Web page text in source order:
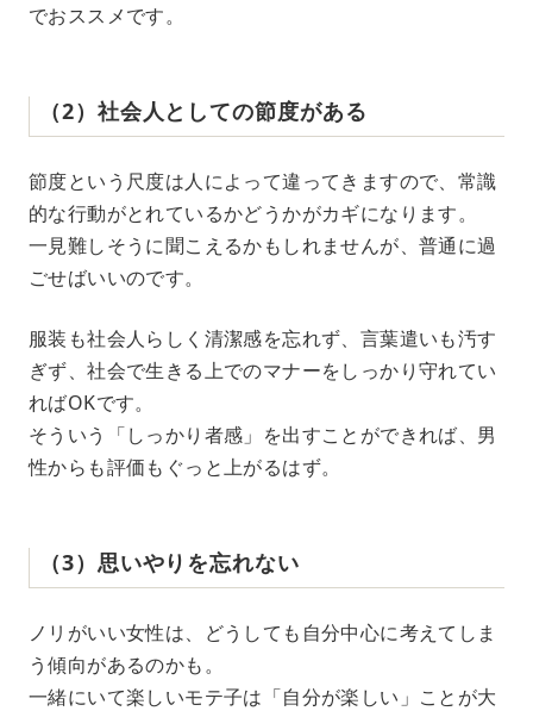
でおススメです。
（2）社会人としての節度がある
節度という尺度は人によって違ってきますので、常識
的な行動がとれているかどうかがカギになります。
一見難しそうに聞こえるかもしれませんが、普通に過
ごせばいいのです。
服装も社会人らしく清潔感を忘れず、言葉遣いも汚す
ぎず、社会で生きる上でのマナーをしっかり守れてい
ればOKです。
そういう「しっかり者感」を出すことができれば、男
性からも評価もぐっと上がるはず。
（3）思いやりを忘れない
ノリがいい女性は、どうしても自分中心に考えてしま
う傾向があるのかも。
一緒にいて楽しいモテ子は「自分が楽しい」ことが大